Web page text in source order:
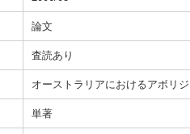
論文
査読あり
オーストラリアにおけるアボリ
単著